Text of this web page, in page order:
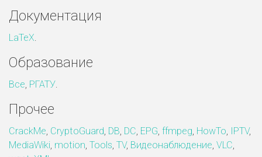
Документация
LaTeX.
Образование
Все, РГАТУ.
Прочее
CrackMe, CryptoGuard, DB, DC, EPG, ffmpeg, HowTo, IPTV,
MediaWiki, motion, Tools, TV, Видеонаблюдение, VLC,